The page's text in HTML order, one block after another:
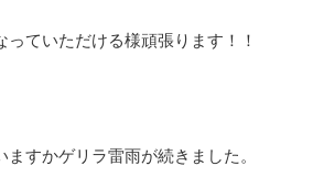
っていただける様頑張ります！！
すかゲリラ雷雨が続きました。